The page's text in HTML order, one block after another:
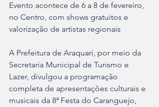
Evento acontece de 6 a 8 de fevereiro,
no Centro, com shows gratuitos e
valorização de artistas regionais
A Prefeitura de Araquari, por meio da
Secretaria Municipal de Turismo e
Lazer, divulgou a programação
completa de apresentações culturais e
musicais da 8ª Festa do Caranguejo,